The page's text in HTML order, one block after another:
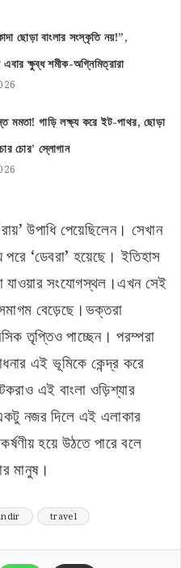
ছোড়া বাংলার সংস্কৃতি নয়!”,
এবার ক্ষুব্ধ শমীক-অগ্নিমিত্রারা
মমতা! গাড়ি লক্ষ্য করে ইট-পাথর, ছোড়া
চোর’ স্লোগান
উপাধি পেয়েছিলেন। সেখান
পরে ‘ডেবরা’ হয়েছে। ইতিহাস
যাওয়ার সংযোগস্থল।এখন সেই
বেড়েছে।ভক্তরা
তৃপ্তিও পাচ্ছেন। পরম্পরা
এই ভূমিকে কেন্দ্র করে
এই বাংলা ওড়িশ্যার
নজর দিলে এই এলাকার
হয়ে উঠতে পারে বলে
মানুষ।
travel